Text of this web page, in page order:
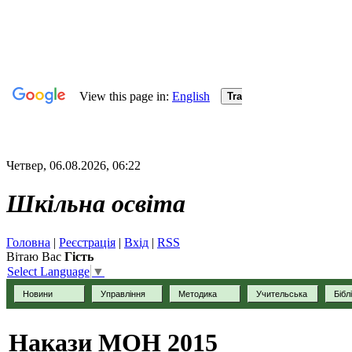
Четвер, 06.08.2026, 06:22
Шкільна освіта
Головна | Реєстрація | Вхід | RSS
Вітаю Вас Гість
Select Language ▼
Новини Управління Методика Учительська
Накази МОН 2015